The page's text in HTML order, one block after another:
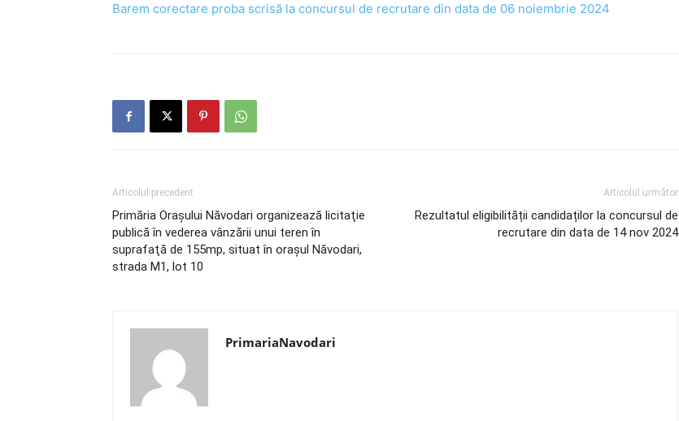
Barem corectare proba scrisă la concursul de recrutare din data de 06 noiembrie 2024
Articolul precedent
Primăria Orașului Năvodari organizează licitaţie
publică în vederea vânzării unui teren în
suprafaţă de 155mp, situat în oraşul Năvodari,
strada M1, lot 10
Articolul următor
Rezultatul eligibilității candidaților la concursul de
recrutare din data de 14 nov 2024
PrimariaNavodari